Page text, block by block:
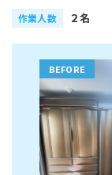
作業人数 ２名